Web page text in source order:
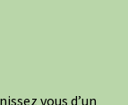
vous d’un